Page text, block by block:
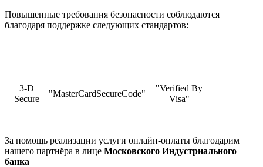
Повышенные требования безопасности соблюдаются
благодаря поддержке следующих стандартов:
3-D
Secure
"MasterCardSecureCode"
"Verified By
Visa"
За помощь реализации услуги онлайн-оплаты благодарим
нашего партнёра в лице Московского Индустриального
банка